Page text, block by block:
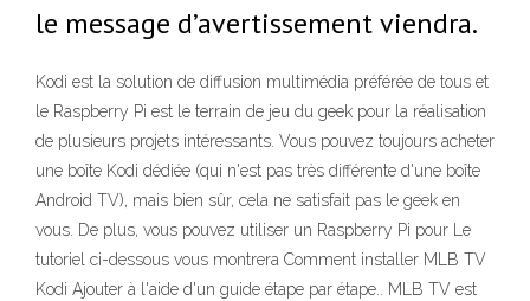
le message d’avertissement viendra.
Kodi est la solution de diffusion multimédia préférée de tous et
le Raspberry Pi est le terrain de jeu du geek pour la réalisation
de plusieurs projets intéressants. Vous pouvez toujours acheter
une boîte Kodi dédiée (qui n'est pas très différente d'une boîte
Android TV), mais bien sûr, cela ne satisfait pas le geek en
vous. De plus, vous pouvez utiliser un Raspberry Pi pour Le
tutoriel ci-dessous vous montrera Comment installer MLB TV
Kodi Ajouter à l'aide d'un guide étape par étape.. MLB TV est